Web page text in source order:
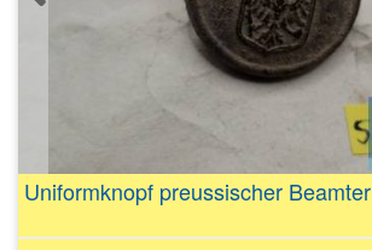
Uniformknopf preussischer Beamter